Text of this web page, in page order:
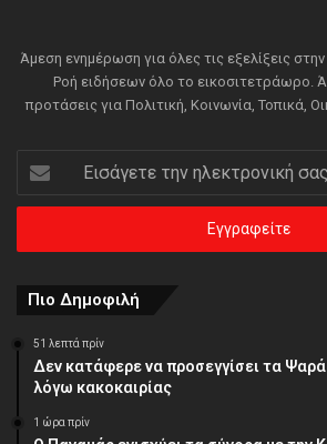
Άμεση ενημέρωση για όλες τις εξελίξεις
Ροή ειδήσεων όλο το εικοσιτετράωρο.
προτάσεις για Πολιτική, Κοινωνία, Τοπικά,
Εισάγετε
την
ηλεκτρονική
διεύθυνση
Πιο Δημοφιλή
51 λεπτά πρίν
Δεν κατάφερε να προσεγγίσει τα
λόγω κακοκαιρίας
1 ώρα πρίν